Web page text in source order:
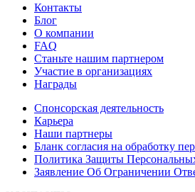
Контакты
Блог
О компании
FAQ
Станьте нашим партнером
Участие в организациях
Награды
Спонсорская деятельность
Карьера
Наши партнеры
Бланк согласия на обработку
Политика Защиты
Заявление Об Ограничении